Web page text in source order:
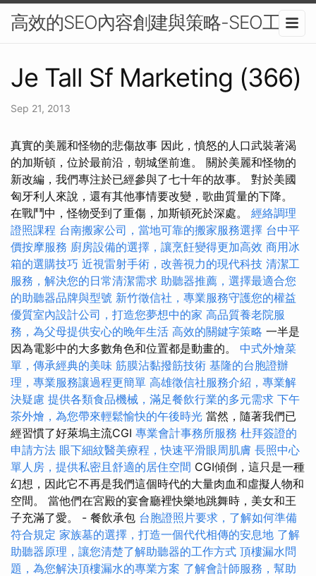
高效的SEO內容創建與策略-SEO工具
Je Tall Sf Marketing (366)
Sep 21, 2013
真實的美麗和怪物的悲傷故事 因此，憤怒的人口武裝著渴
的加斯頓，位於最前沿，朝城堡前進。 關於美麗和怪物的
新改編，我們專注於已經參與了七十年的故事。 對於美國
匈牙利人來說，還有其他事情要改變，歌曲質量的下降。
在戰鬥中，怪物受到了重傷，加斯頓死於深處。 經絡調理
證照課程 台南搬家公司，當地可靠的搬家服務選擇 台中平
價按摩服務 廚房設備的選擇，讓烹飪變得更加高效 商用冰
箱的選購技巧 近視雷射手術，改善視力的現代科技 清潔工
服務，解決您的日常清潔需求 助聽器推薦，選擇最適合您
的助聽器品牌與型號 新竹徵信社，專業服務守護您的權益
優質室內設計公司，打造您夢想中的家 高品質養老院服
務，為父母提供安心的晚年生活 高效的關鍵字策略 一半是
因為電影中的大多數角色和位置都是動畫的。 中式外燴菜
單，傳承經典的美味 筋膜沾黏撥筋技術 基隆的台胞證辦
理，專業服務讓過程更簡單 高雄徵信社服務介紹，專業解
決疑慮 提供各類食品機械，滿足餐飲行業的多元需求 下午
茶外燴，為您帶來輕鬆愉快的午後時光 當然，隨著我們已
經習慣了好萊塢主流CGI 專業會計事務所服務 杜拜簽證的
申請方法 眼下細紋醫美療程，快速平滑眼周肌膚 長照中心
單人房，提供私密且舒適的居住空間 CGI傾倒，這只是一種
幻想，因此它不再是我們這個時代的大量肉血和虛擬人物和
空間。 當他們在宮殿的宴會廳裡快樂地跳舞時，美女和王
子充滿了愛。 - 餐飲承包 台胞證照片要求，了解如何準備
符合規定 家族墓的選擇，打造一個代代相傳的安息地 了解
助聽器原理，讓您清楚了解助聽器的工作方式 頂樓漏水問
題，為您解決頂樓漏水的專業方案 了解會計師服務，幫助